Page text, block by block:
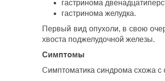
гастринома
гастринома желудка.
Первый вид опухоли, в свою
хвоста поджелудочной железы.
Симптомы
Симптоматика синдрома схожа с